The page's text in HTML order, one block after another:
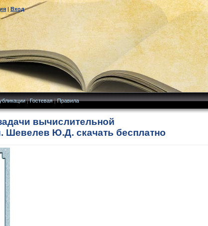
|Вход
|Гостевая|Правила
вычислительной
Шевелев Ю.Д. скачать бесплатно